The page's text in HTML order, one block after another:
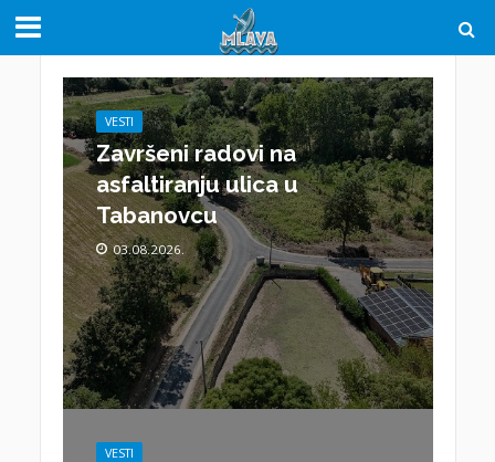
VESTI
Završeni radovi na
asfaltiranju ulica u
Tabanovcu
03.08.2026.
VESTI